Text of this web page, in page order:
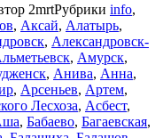
2mrtРубрики info,
, Аксай, Алатырь,
, Александровск-
, Амурск,
, Анива, Анна,
, Арсеньев, Артем,
Лесхоза, Асбест,
, Бабаево, Багаевская,